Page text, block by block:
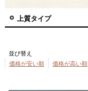
上質タイプ
並び替え
価格が安い順
価格が高い順